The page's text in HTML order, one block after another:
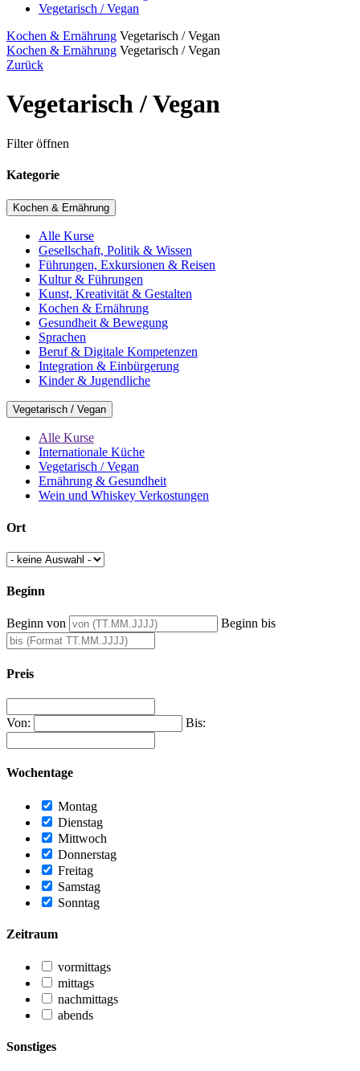
Vegetarisch / Vegan
Kochen & Ernährung Vegetarisch / Vegan
Kochen & Ernährung Vegetarisch / Vegan
Zurück
Vegetarisch / Vegan
Filter öffnen
Kategorie
Kochen & Ernährung
Alle Kurse
Gesellschaft, Politik & Wissen
Führungen, Exkursionen & Reisen
Kultur & Führungen
Kunst, Kreativität & Gestalten
Kochen & Ernährung
Gesundheit & Bewegung
Sprachen
Beruf & Digitale Kompetenzen
Integration & Einbürgerung
Kinder & Jugendliche
Vegetarisch / Vegan
Alle Kurse
Internationale Küche
Vegetarisch / Vegan
Ernährung & Gesundheit
Wein und Whiskey Verkostungen
Ort
Beginn
Beginn von Beginn bis
Preis
Von: Bis:
Wochentage
Montag
Dienstag
Mittwoch
Donnerstag
Freitag
Samstag
Sonntag
Zeitraum
vormittags
mittags
nachmittags
abends
Sonstiges